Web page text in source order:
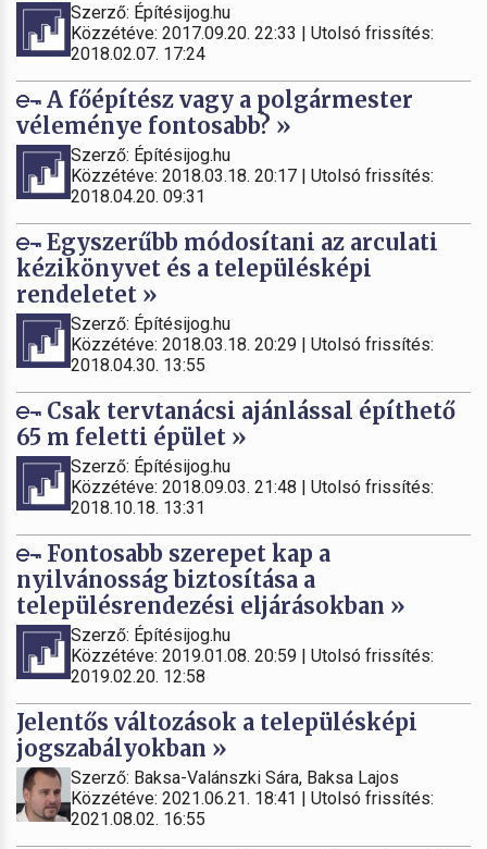
Szerző: Építésijog.hu
Közzétéve: 2017.09.20. 22:33 | Utolsó frissítés:
2018.02.07. 17:24
A főépítész vagy a polgármester
véleménye fontosabb? »
Szerző: Építésijog.hu
Közzétéve: 2018.03.18. 20:17 | Utolsó frissítés:
2018.04.20. 09:31
Egyszerűbb módosítani az arculati
kézikönyvet és a településképi
rendeletet »
Szerző: Építésijog.hu
Közzétéve: 2018.03.18. 20:29 | Utolsó frissítés:
2018.04.30. 13:55
Csak tervtanácsi ajánlással építhető
65 m feletti épület »
Szerző: Építésijog.hu
Közzétéve: 2018.09.03. 21:48 | Utolsó frissítés:
2018.10.18. 13:31
Fontosabb szerepet kap a
nyilvánosság biztosítása a
településrendezési eljárásokban »
Szerző: Építésijog.hu
Közzétéve: 2019.01.08. 20:59 | Utolsó frissítés:
2019.02.20. 12:58
Jelentős változások a településképi
jogszabályokban »
Szerző: Baksa-Valánszki Sára, Baksa Lajos
Közzétéve: 2021.06.21. 18:41 | Utolsó frissítés:
2021.08.02. 16:55